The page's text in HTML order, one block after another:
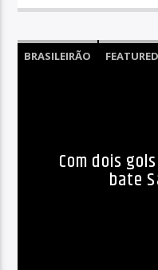
BRASILEIRÃO FEATURED
Com dois
bate